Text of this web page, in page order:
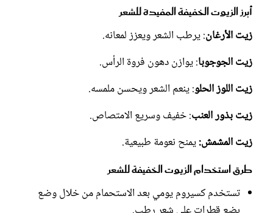
أبرز الزيوت الخفيفة المفيدة للشعر
زيت الأرغان: يرطب الشعر ويعزز لمعانه.
زيت الجوجوبا: يوازن دهون فروة الرأس.
زيت اللوز الحلو: ينعم الشعر ويحسن ملمسه.
زيت بذور العنب: خفيف وسريع الامتصاص.
زيت المشمش:يمنح نعومة طبيعية.
طرق استخدام الزيوت الخفيفة للشعر
تستخدم كسيروم يومي بعد الاستحمام من خلال وضع